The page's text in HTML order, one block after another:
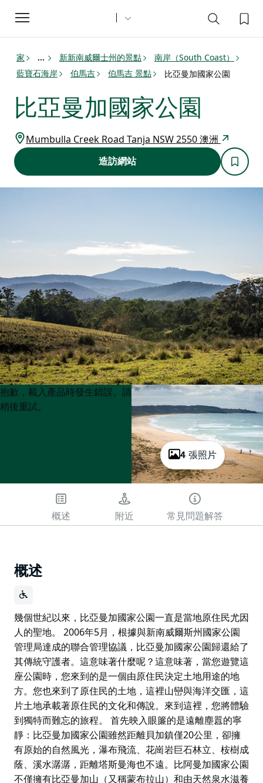
Toggle
navigation
家 ... 新新南威爾士州的景點
南岸（South Coast）
藍寶石海岸
伯馬吉 伯馬吉 景點 比亞曼加國家公園
比亞曼加國家公園
Mumbulla Creek Road Tanja NSW 2550 澳洲
造訪網站
4 張照片
Product
List
Product
List
抱歉，載入產品時發生錯誤。請
稍後重試。
概述 附近 常見問題解答
概述
幾個世紀以來，比亞曼加國家公園一直是當地原住民尤因
人的聖地。 2006年5月，根據與新南威爾斯州國家公園
管理局達成的聯合管理協議，比亞曼加國家公園歸還給了
其傳統守護者。這意味著什麼呢？這意味著，當您遊覽這
座公園時，您來到的是一個由原住民決定土地用途的地
方。您也來到了原住民的土地，這裡山巒與海洋交匯，這
片土地承載著原住民的文化和傳說。來到這裡，您將體驗
到獨特而難忘的旅程。 首先映入眼簾的是遠離塵囂的寧
靜：比亞曼加國家公園雖然距離貝加鎮僅20公里，卻擁
有原始的自然風光，瀑布飛流、花崗岩巨石林立、桉樹成
蔭、溪水潺潺，距離塔斯曼海也不遠。比阿曼加國家公園
不僅擁有比亞曼加山（又稱蒙布拉山）和由天然泉水滋養